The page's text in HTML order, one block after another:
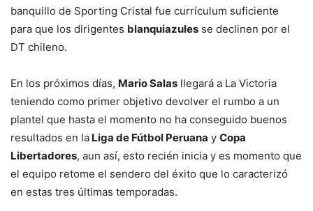
banquillo de Sporting Cristal fue currículum suficiente
para que los dirigentes blanquiazules se declinen por el
DT chileno.
En los próximos días, Mario Salas llegará a La Victoria
teniendo como primer objetivo devolver el rumbo a un
plantel que hasta el momento no ha conseguido buenos
resultados en la Liga de Fútbol Peruana y Copa
Libertadores, aun así, esto recién inicia y es momento que
el equipo retome el sendero del éxito que lo caracterizó
en estas tres últimas temporadas.